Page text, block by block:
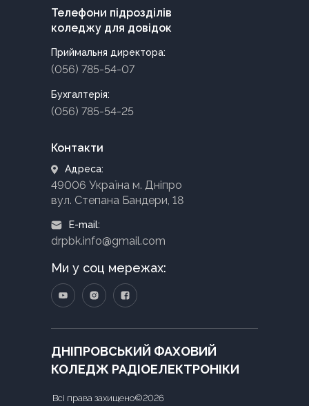
Телефони підрозділів
коледжу для довідок
Приймальня директора:
(056) 785-54-07
Бухгалтерія:
(056) 785-54-25
Контакти
Адреса:
49006 Україна м. Дніпро
вул. Степана Бандери, 18
E-mail:
drpbk.info@gmail.com
Ми у соц мережах:
ДНІПРОВСЬКИЙ ФАХОВИЙ
КОЛЕДЖ РАДІОЕЛЕКТРОНІКИ
Всі права захищено©2026